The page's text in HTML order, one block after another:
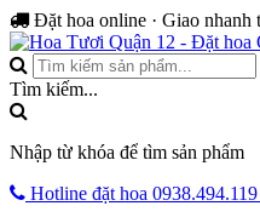
Đặt hoa online · Giao nhanh
Tìm kiếm...
Nhập từ khóa để tìm sản phẩm
Hotline đặt hoa 0938.494.119